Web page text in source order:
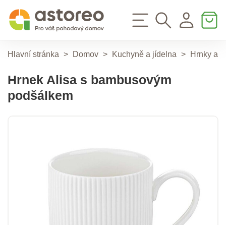
Hlavní stránka > Domov > Kuchyně a jídelna > Hrnky a
Hrnek Alisa s bambusovým
podšálkem